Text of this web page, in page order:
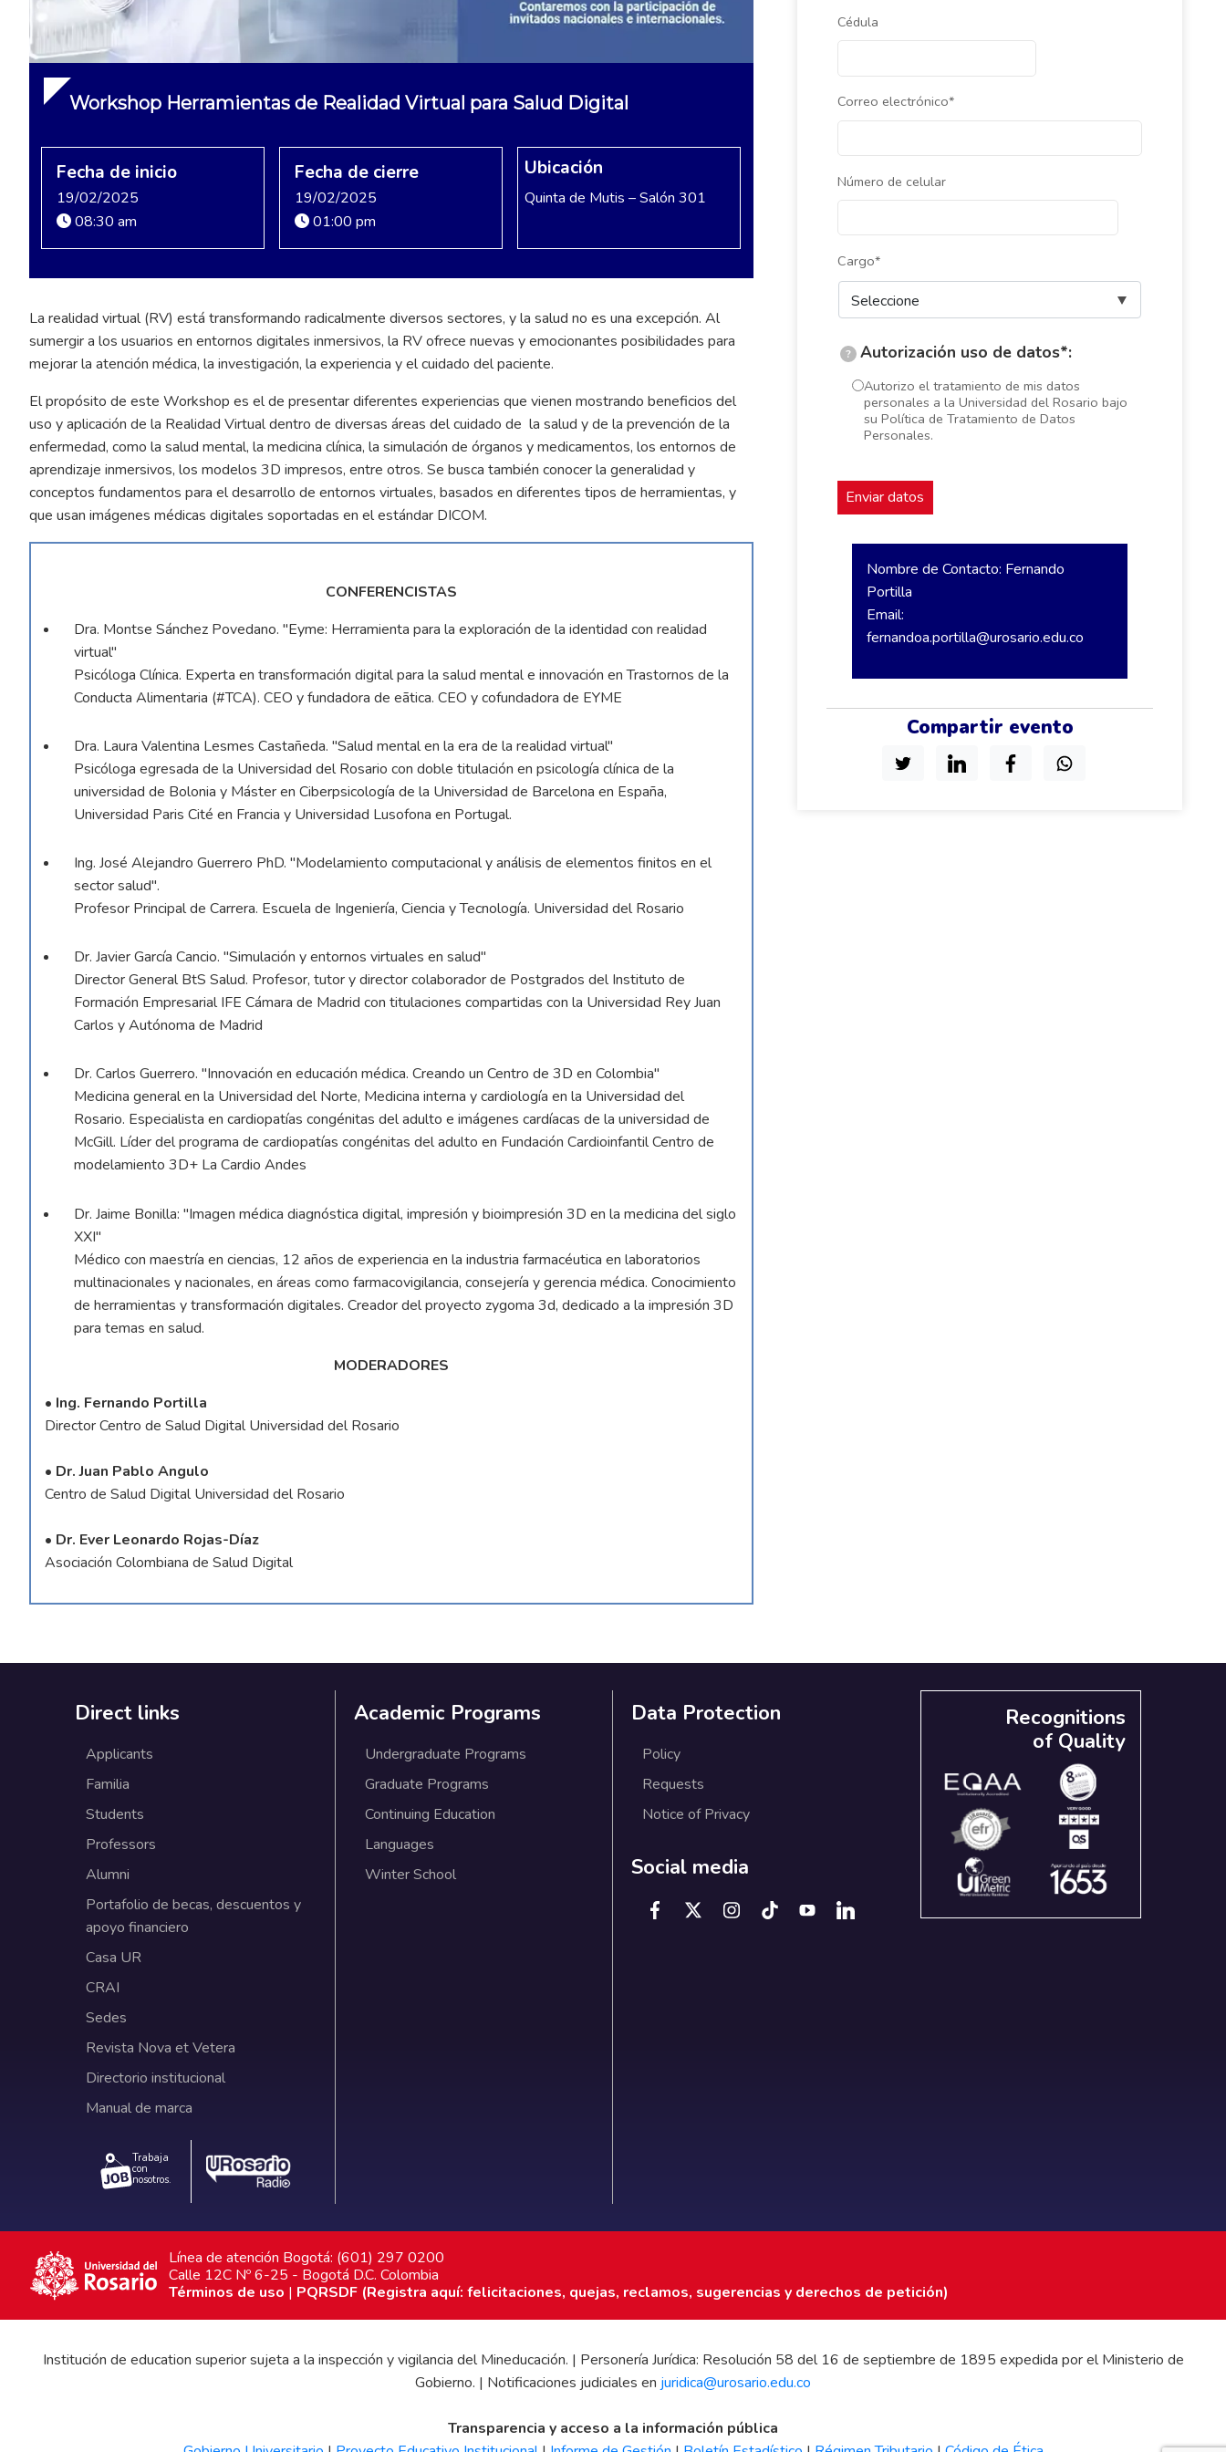
Cédula
Correo electrónico*
Número de celular
Cargo*
? Autorización uso de datos*:
Autorizo el tratamiento de mis datos
personales a la Universidad del Rosario bajo
su Política de Tratamiento de Datos
Personales.
Nombre de Contacto: Fernando
Portilla
Email:
fernandoa.portilla@urosario.edu.co
Compartir evento
Workshop Herramientas de Realidad Virtual para Salud Digital
Fecha de inicio
19/02/2025
08:30 am
Fecha de cierre
19/02/2025
01:00 pm
Ubicación
Quinta de Mutis – Salón 301
La realidad virtual (RV) está transformando radicalmente diversos sectores, y la salud no es una excepción. Al
sumergir a los usuarios en entornos digitales inmersivos, la RV ofrece nuevas y emocionantes posibilidades para
mejorar la atención médica, la investigación, la experiencia y el cuidado del paciente.
El propósito de este Workshop es el de presentar diferentes experiencias que vienen mostrando beneficios del
uso y aplicación de la Realidad Virtual dentro de diversas áreas del cuidado de la salud y de la prevención de la
enfermedad, como la salud mental, la medicina clínica, la simulación de órganos y medicamentos, los entornos de
aprendizaje inmersivos, los modelos 3D impresos, entre otros. Se busca también conocer la generalidad y
conceptos fundamentos para el desarrollo de entornos virtuales, basados en diferentes tipos de herramientas, y
que usan imágenes médicas digitales soportadas en el estándar DICOM.
CONFERENCISTAS
Dra. Montse Sánchez Povedano. "Eyme: Herramienta para la exploración de la identidad con realidad
virtual"
Psicóloga Clínica. Experta en transformación digital para la salud mental e innovación en Trastornos de la
Conducta Alimentaria (#TCA). CEO y fundadora de eãtica. CEO y cofundadora de EYME
Dra. Laura Valentina Lesmes Castañeda. "Salud mental en la era de la realidad virtual"
Psicóloga egresada de la Universidad del Rosario con doble titulación en psicología clínica de la
universidad de Bolonia y Máster en Ciberpsicología de la Universidad de Barcelona en España,
Universidad Paris Cité en Francia y Universidad Lusofona en Portugal.
Ing. José Alejandro Guerrero PhD. "Modelamiento computacional y análisis de elementos finitos en el
sector salud".
Profesor Principal de Carrera. Escuela de Ingeniería, Ciencia y Tecnología. Universidad del Rosario
Dr. Javier García Cancio. "Simulación y entornos virtuales en salud"
Director General BtS Salud. Profesor, tutor y director colaborador de Postgrados del Instituto de
Formación Empresarial IFE Cámara de Madrid con titulaciones compartidas con la Universidad Rey Juan
Carlos y Autónoma de Madrid
Dr. Carlos Guerrero. "Innovación en educación médica. Creando un Centro de 3D en Colombia"
Medicina general en la Universidad del Norte, Medicina interna y cardiología en la Universidad del
Rosario. Especialista en cardiopatías congénitas del adulto e imágenes cardíacas de la universidad de
McGill. Líder del programa de cardiopatías congénitas del adulto en Fundación Cardioinfantil Centro de
modelamiento 3D+ La Cardio Andes
Dr. Jaime Bonilla: "Imagen médica diagnóstica digital, impresión y bioimpresión 3D en la medicina del siglo
XXI"
Médico con maestría en ciencias, 12 años de experiencia en la industria farmacéutica en laboratorios
multinacionales y nacionales, en áreas como farmacovigilancia, consejería y gerencia médica. Conocimiento
de herramientas y transformación digitales. Creador del proyecto zygoma 3d, dedicado a la impresión 3D
para temas en salud.
MODERADORES
• Ing. Fernando Portilla
Director Centro de Salud Digital Universidad del Rosario
• Dr. Juan Pablo Angulo
Centro de Salud Digital Universidad del Rosario
• Dr. Ever Leonardo Rojas-Díaz
Asociación Colombiana de Salud Digital
Direct links
Applicants
Familia
Students
Professors
Alumni
Portafolio de becas, descuentos y
apoyo financiero
Casa UR
CRAI
Sedes
Revista Nova et Vetera
Directorio institucional
Manual de marca
Trabaja
con
nosotros.
Academic Programs
Undergraduate Programs
Graduate Programs
Continuing Education
Languages
Winter School
Data Protection
Policy
Requests
Notice of Privacy
Social media
Recognitions
of Quality
Línea de atención Bogotá: (601) 297 0200
Calle 12C Nº 6-25 - Bogotá D.C. Colombia
Términos de uso | PQRSDF (Registra aquí: felicitaciones, quejas, reclamos, sugerencias y derechos de petición)
Institución de education superior sujeta a la inspección y vigilancia del Mineducación. | Personería Jurídica: Resolución 58 del 16 de septiembre de 1895 expedida por el Ministerio de
Gobierno. | Notificaciones judiciales en juridica@urosario.edu.co
Transparencia y acceso a la información pública